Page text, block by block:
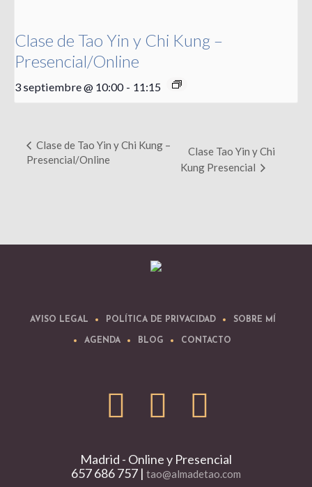
Clase de Tao Yin y Chi Kung –
Presencial/Online
3 septiembre @ 10:00 - 11:15
Clase de Tao Yin y Chi Kung –
Presencial/Online
Clase Tao Yin y Chi
Kung Presencial
AVISO LEGAL POLÍTICA DE PRIVACIDAD SOBRE MÍ
AGENDA BLOG CONTACTO
Madrid - Online y Presencial
657 686 757 | tao@almadetao.com